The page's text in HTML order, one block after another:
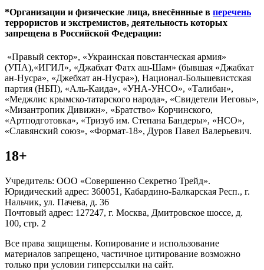
*Организации и физические лица, внесённные в перечень
террористов и экстремистов, деятельность которых
запрещена в Российской Федерации:
«Правый сектор», «Украинская повстанческая армия»
(УПА),«ИГИЛ», «Джабхат Фатх аш-Шам» (бывшая «Джабхат
ан-Нусра», «Джебхат ан-Нусра»), Национал-Большевистская
партия (НБП), «Аль-Каида», «УНА-УНСО», «Талибан»,
«Меджлис крымско-татарского народа», «Свидетели Иеговы»,
«Мизантропик Дивижн», «Братство» Корчинского,
«Артподготовка», «Тризуб им. Степана Бандеры», «НСО»,
«Славянский союз», «Формат-18», Дуров Павел Валерьевич.
18+
Учредитель: ООО «Совершенно Секретно Трейд».
Юридический адрес: 360051, Кабардино-Балкарская Респ., г.
Нальчик, ул. Пачева, д. 36
Почтовый адрес: 127247, г. Москва, Дмитровское шоссе, д.
100, стр. 2
Все права защищены. Копирование и использование
материалов запрещено, частичное цитирование возможно
только при условии гиперссылки на сайт.